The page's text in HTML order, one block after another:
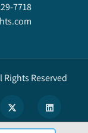
7718
Rights Reserved.